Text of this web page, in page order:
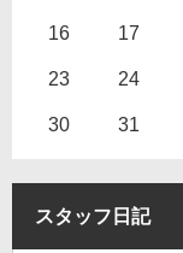
16 17
23 24
30 31
スタッフ日記